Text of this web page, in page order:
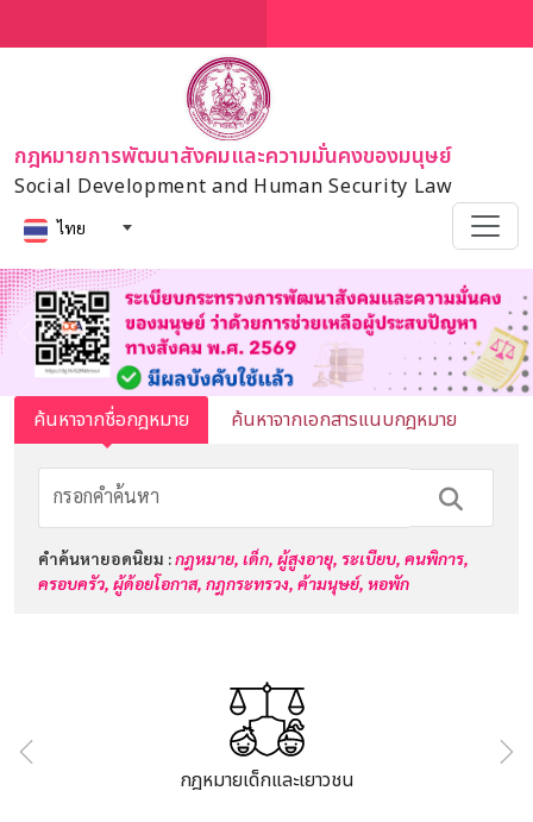
กฎหมายการพัฒนาสังคมและความมั่นคงของมนุษย์
Social Development and Human Security Law
ไทย
Previous
ค้นหาจากชื่อกฎหมาย ค้นหาจากเอกสารแนบกฎหมาย
คำค้นหายอดนิยม :กฎหมาย, เด็ก, ผู้สูงอายุ, ระเบียบ, คนพิการ,
ครอบครัว, ผู้ด้อยโอกาส, กฎกระทรวง, ค้ามนุษย์, หอพัก
กฎหมายเด็กและเยาวชน